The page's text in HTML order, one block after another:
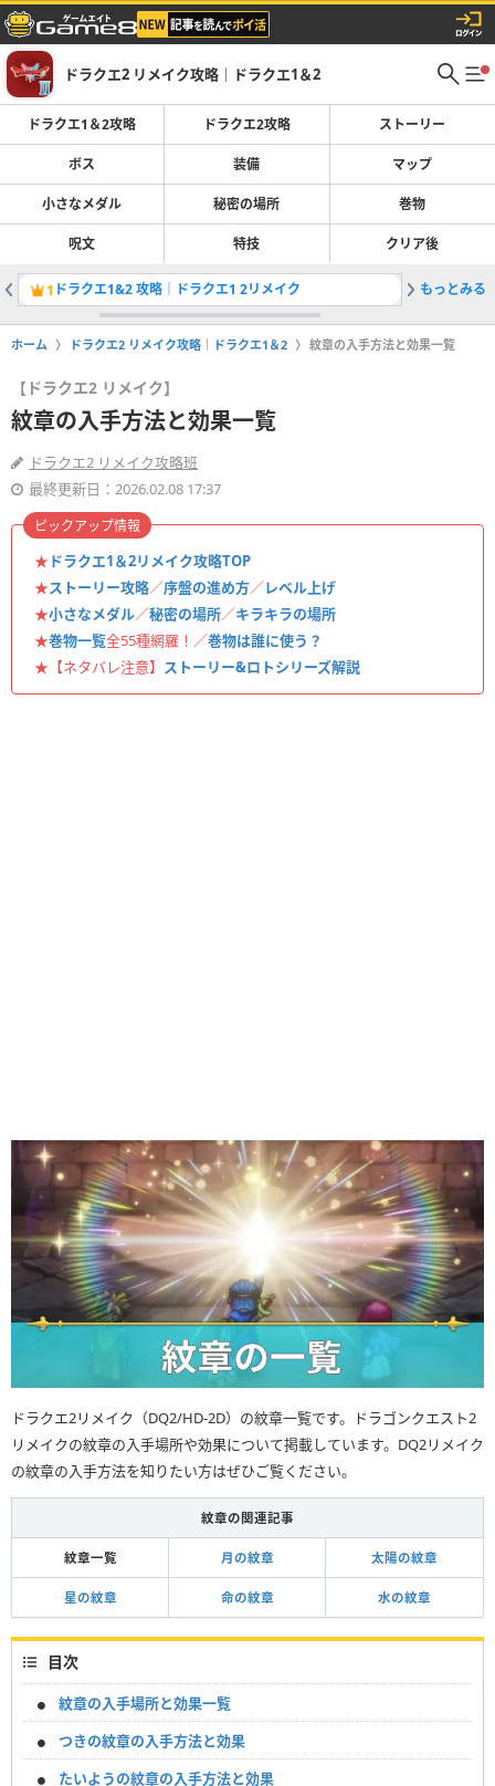
ドラクエ2 リメイク攻略｜ドラクエ1＆2
ドラクエ1＆2攻略 ドラクエ2攻略 ストーリー
ボス 装備 マップ
小さなメダル 秘密の場所 巻物
呪文 特技 クリア後
1 ドラクエ1&2 攻略｜ドラクエ1 2リメイク 2巻物一
もっとみる
ホーム ドラクエ2 リメイク攻略｜ドラクエ1＆2 紋章の入手方法と効果一覧
【ドラクエ2 リメイク】
紋章の入手方法と効果一覧
ドラクエ2 リメイク攻略班
最終更新日：2026.02.08 17:37
★ ドラクエ1＆2リメイク攻略TOP
★ストーリー攻略／序盤の進め方／レベル上げ
★小さなメダル／秘密の場所／キラキラの場所
★巻物一覧全55種網羅！／巻物は誰に使う？
★【ネタバレ注意】 ストーリー&ロトシリーズ解説
ピックアップ情報
ドラクエ2リメイク（DQ2/HD-2D）の紋章一覧です。ドラゴンクエスト2
リメイクの紋章の入手場所や効果について掲載しています。DQ2リメイク
の紋章の入手方法を知りたい方はぜひご覧ください。
紋章の関連記事
紋章一覧 月の紋章 太陽の紋章
星の紋章 命の紋章 水の紋章
目次
紋章の入手場所と効果一覧
つきの紋章の入手方法と効果
たいようの紋章の入手方法と効果